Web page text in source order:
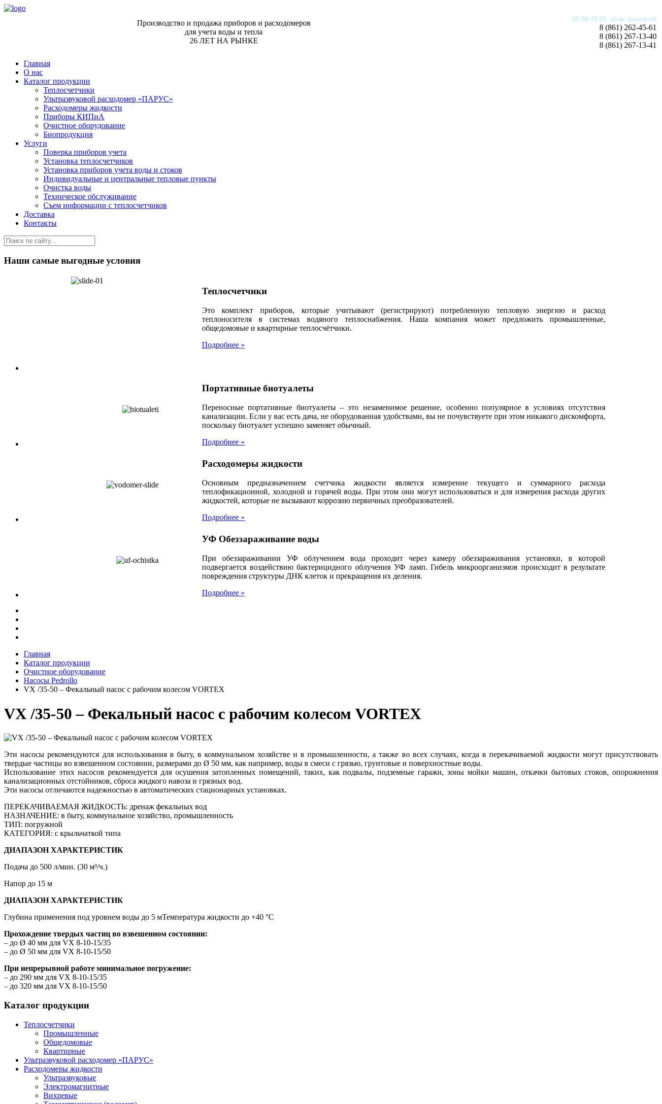
Производство и продажа приборов и расходомеров
для учета воды и тепла
26 ЛЕТ НА РЫНКЕ
09:00-18:00, сб-вс выходной
8 (861) 262-45-61
8 (861) 267-13-40
8 (861) 267-13-41
Главная
О нас
Каталог продукции
Теплосчетчики
Ультразвуковой расходомер «ПАРУС»
Расходомеры жидкости
Приборы КИПиА
Очистное оборудование
Биопродукция
Услуги
Поверка приборов учета
Установка теплосчетчиков
Установка приборов учета воды и стоков
Индивидуальные и центральные тепловые пункты
Очистка воды
Техническое обслуживание
Съем информации с теплосчетчиков
Доставка
Контакты
Наши самые выгодные условия
Теплосчетчики
Это комплект приборов, которые учитывают (регистрируют) потребленную тепловую энергию и расход
теплоносителя в системах водяного теплоснабжения. Наша компания может предложить промышленные,
общедомовые и квартирные теплосчётчики.
Подробнее »
Портативные биотуалеты
Переносные портативные биотуалеты – это незаменимое решение, особенно популярное в условиях отсутствия
канализации. Если у вас есть дача, не оборудованная удобствами, вы не почувствуете при этом никакого дискомфорта,
поскольку биотуалет успешно заменяет обычный.
Подробнее »
Расходомеры жидкости
Основным предназначением счетчика жидкости является измерение текущего и суммарного расхода
теплофикационной, холодной и горячей воды. При этом они могут использоваться и для измерения расхода других
жидкостей, которые не вызывают коррозию первичных преобразователей.
Подробнее »
УФ Обеззараживание воды
При обеззараживании УФ облучением вода проходит через камеру обеззараживания установки, в которой
подвергается воздействию бактерицидного облучения УФ ламп. Гибель микроорганизмов происходит в результате
повреждения структуры ДНК клеток и прекращения их деления.
Подробнее »
Главная
Каталог продукции
Очистное оборудование
Насосы Pedrollo
VX /35-50 – Фекальный насос с рабочим колесом VORTEX
VX /35-50 – Фекальный насос с рабочим колесом VORTEX
Эти насосы рекомендуются для использования в быту, в коммунальном хозяйстве и в промышленности, а также во всех случаях, когда в перекачиваемой жидкости могут присутствовать
твердые частицы во взвешенном состоянии, размерами до Ø 50 мм, как например, воды в смеси с грязью, грунтовые и поверхностные воды.
Использование этих насосов рекомендуется для осушения затопленных помещений, таких, как подвалы, подземные гаражи, зоны мойки машин, откачки бытовых стоков, опорожнения
канализационных отстойников, сброса жидкого навоза и грязных вод.
Эти насосы отличаются надежностью в автоматических стационарных установках.
ПЕРЕКАЧИВАЕМАЯ ЖИДКОСТЬ: дренаж фекальных вод
НАЗНАЧЕНИЕ: в быту, коммунальное хозяйство, промышленность
ТИП: погружной
КАТЕГОРИЯ: с крыльчаткой типа
ДИАПАЗОН ХАРАКТЕРИСТИК
Подача до 500 л/мин. (30 м³/ч.)
Напор до 15 м
ДИАПАЗОН ХАРАКТЕРИСТИК
Глубина применения под уровнем воды до 5 мТемпература жидкости до +40 °C
Прохождение твердых частиц во взвешенном состоянии:
– до Ø 40 мм для VX 8-10-15/35
– до Ø 50 мм для VX 8-10-15/50
При непрерывной работе минимальное погружение:
– до 290 мм для VX 8-10-15/35
– до 320 мм для VX 8-10-15/50
Каталог продукции
Теплосчетчики
Промышленные
Общедомовые
Квартирные
Ультразвуковой расходомер «ПАРУС»
Расходомеры жидкости
Ультразвуковые
Электромагнитные
Вихревые